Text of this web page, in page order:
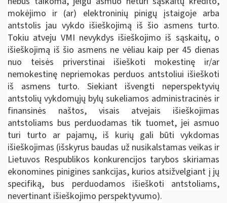
mokėjimo ir (ar) elektroninių pinigų įstaigoje arba
antstolis jau vykdo išieškojimą iš šio asmens turto.
Tokiu atveju VMI nevykdys išieškojimo iš sąskaitų, o
išieškojimą iš šio asmens ne vėliau kaip per 45 dienas
nuo teisės priverstinai išieškoti mokestinę ir/ar
nemokestinę nepriemokas perduos antstoliui išieškoti
iš asmens turto. Siekiant išvengti neperspektyvių
antstolių vykdomųjų bylų sukeliamos administracinės ir
finansinės naštos, visais atvejais išieškojimas
antstoliams bus perduodamas tik tuomet, jei asmuo
turi turto ar pajamų, iš kurių gali būti vykdomas
išieškojimas (išskyrus baudas už nusikalstamas veikas ir
Lietuvos Respublikos konkurencijos tarybos skiriamas
ekonomines pinigines sankcijas, kurios atsižvelgiant į jų
specifiką, bus perduodamos išieškoti antstoliams,
nevertinant išieškojimo perspektyvumo).